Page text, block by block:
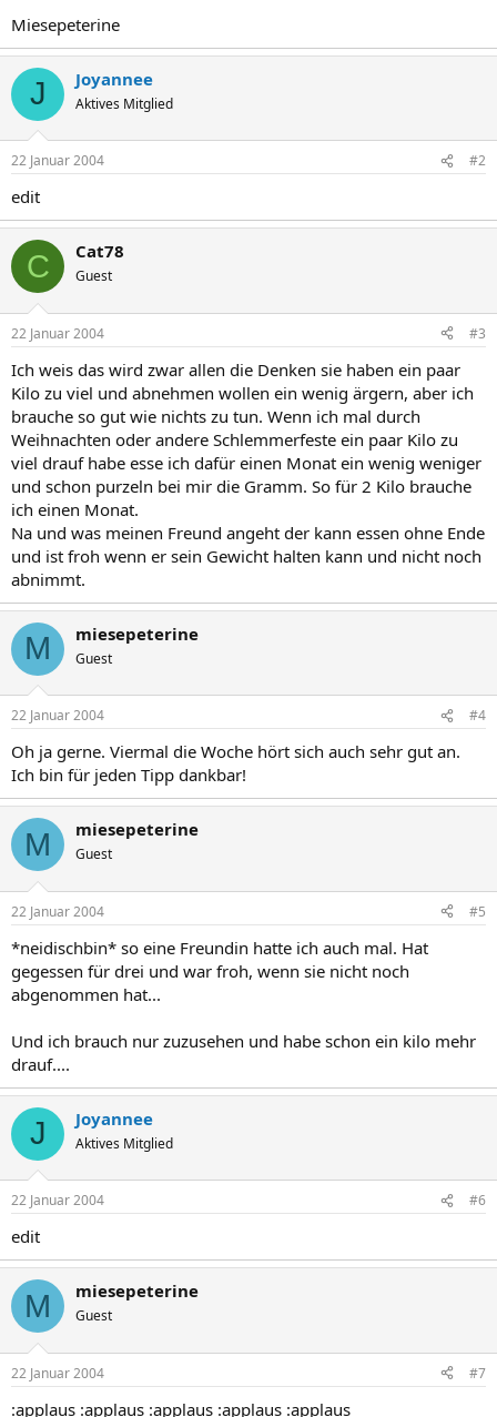
Miesepeterine
J Joyannee
Aktives Mitglied
22 Januar 2004 #2
edit
C Cat78
Guest
22 Januar 2004 #3
Ich weis das wird zwar allen die Denken sie haben ein paar
Kilo zu viel und abnehmen wollen ein wenig ärgern, aber ich
brauche so gut wie nichts zu tun. Wenn ich mal durch
Weihnachten oder andere Schlemmerfeste ein paar Kilo zu
viel drauf habe esse ich dafür einen Monat ein wenig weniger
und schon purzeln bei mir die Gramm. So für 2 Kilo brauche
ich einen Monat.
Na und was meinen Freund angeht der kann essen ohne Ende
und ist froh wenn er sein Gewicht halten kann und nicht noch
abnimmt.
M miesepeterine
Guest
22 Januar 2004 #4
Oh ja gerne. Viermal die Woche hört sich auch sehr gut an.
Ich bin für jeden Tipp dankbar!
M miesepeterine
Guest
22 Januar 2004 #5
*neidischbin* so eine Freundin hatte ich auch mal. Hat
gegessen für drei und war froh, wenn sie nicht noch
abgenommen hat...
Und ich brauch nur zuzusehen und habe schon ein kilo mehr
drauf....
J Joyannee
Aktives Mitglied
22 Januar 2004 #6
edit
M miesepeterine
Guest
22 Januar 2004 #7
:applaus :applaus :applaus :applaus :applaus